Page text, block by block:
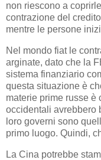
non riescono a
contrazione del
mentre le persone
Nel mondo fiat le
arginate, dato che la
sistema finanziario
questa situazione è
materie prime russe è
occidentali avrebbero
loro governi sono
primo luogo. Quindi,
La Cina potrebbe